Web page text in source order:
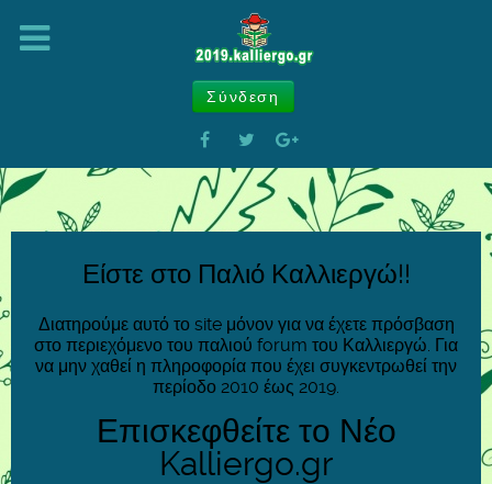
Σύνδεση
Είστε στο Παλιό Καλλιεργώ!!
Διατηρούμε αυτό το site μόνον για να έχετε πρόσβαση
στο περιεχόμενο του παλιού forum του Καλλιεργώ. Για
να μην χαθεί η πληροφορία που έχει συγκεντρωθεί την
περίοδο 2010 έως 2019.
Επισκεφθείτε το Νέο
Kalliergo.gr